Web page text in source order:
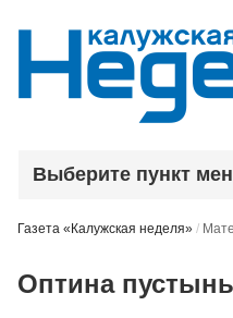
Выберите пункт
Газета «Калужская неделя» /
Оптина пустынь